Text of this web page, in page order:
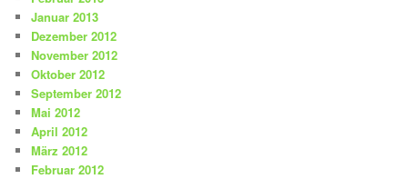
Januar 2013
Dezember 2012
November 2012
Oktober 2012
September 2012
Mai 2012
April 2012
März 2012
Februar 2012